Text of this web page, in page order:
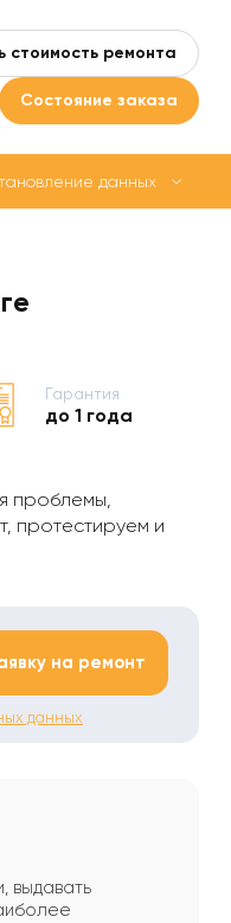
стоимость ремонта
Состояние заказа
данных
Гарантия
до 1 года
проблемы,
протестируем и
на ремонт
данных
выдавать